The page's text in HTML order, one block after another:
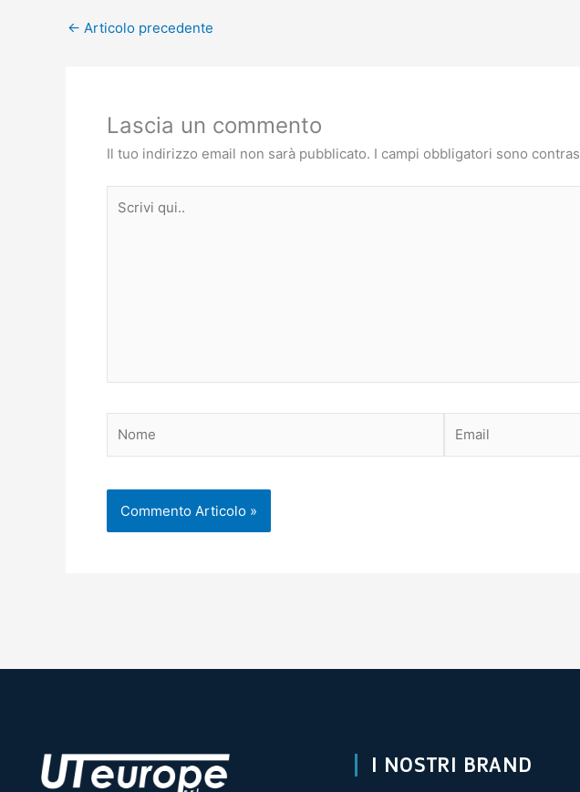
← Articolo precedente
Lascia un commento
Il tuo indirizzo email non sarà pubblicato. I campi obbligatori sono
qui..
I NOSTRI BRAND